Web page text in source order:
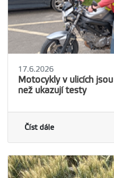
17.6.2026
Motocykly v ulicích
než ukazují testy
Číst dále